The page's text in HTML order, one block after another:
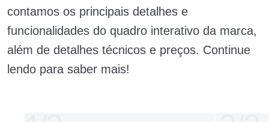
contamos os principais detalhes e
funcionalidades do quadro interativo da marca,
além de detalhes técnicos e preços. Continue
lendo para saber mais!